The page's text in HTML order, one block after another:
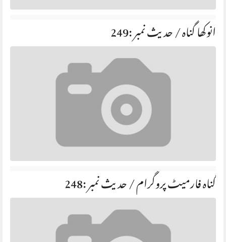
انوکھا گناہ / حديث نمبر :249
گناہ فارمیٹ پروگرام / حديث نمبر :248